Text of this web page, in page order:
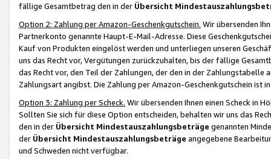
fällige Gesamtbetrag den in der Übersicht
Option 2: Zahlung per Amazon-Geschenkgutschein. Wir übersenden
Partnerkonto genannte Haupt-E-Mail-Adresse. Diese
Kauf von Produkten eingelöst werden und unterliegen unseren
uns das Recht vor, Vergütungen zurückzuhalten, bis der fällige
das Recht vor, den Teil der Zahlungen, der den in der
Zahlungsart angibst. Die Zahlung per Amazon-Geschenkgutschein ist
Option 3: Zahlung per Scheck. Wir übersenden Ihnen einen Scheck in
Sollten Sie sich für diese Option entscheiden, behalten wir uns das
den in der Übersicht Mindestauszahlungsbeträge genannten
der Übersicht Mindestauszahlungsbeträge angegebene
und Schweden nicht verfügbar.